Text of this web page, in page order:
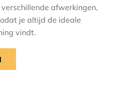
afwerkingen,
je altijd de ideale
vindt.